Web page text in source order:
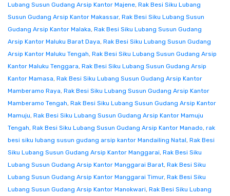
Lubang Susun Gudang Arsip Kantor Majene, Rak Besi Siku Lubang
Susun Gudang Arsip Kantor Makassar, Rak Besi Siku Lubang Susun
Gudang Arsip Kantor Malaka, Rak Besi Siku Lubang Susun Gudang
Arsip Kantor Maluku Barat Daya, Rak Besi Siku Lubang Susun Gudang
Arsip Kantor Maluku Tengah, Rak Besi Siku Lubang Susun Gudang Arsip
Kantor Maluku Tenggara, Rak Besi Siku Lubang Susun Gudang Arsip
Kantor Mamasa, Rak Besi Siku Lubang Susun Gudang Arsip Kantor
Mamberamo Raya, Rak Besi Siku Lubang Susun Gudang Arsip Kantor
Mamberamo Tengah, Rak Besi Siku Lubang Susun Gudang Arsip Kantor
Mamuju, Rak Besi Siku Lubang Susun Gudang Arsip Kantor Mamuju
Tengah, Rak Besi Siku Lubang Susun Gudang Arsip Kantor Manado, rak
besi siku lubang susun gudang arsip kantor Mandailing Natal, Rak Besi
Siku Lubang Susun Gudang Arsip Kantor Manggarai, Rak Besi Siku
Lubang Susun Gudang Arsip Kantor Manggarai Barat, Rak Besi Siku
Lubang Susun Gudang Arsip Kantor Manggarai Timur, Rak Besi Siku
Lubang Susun Gudang Arsip Kantor Manokwari, Rak Besi Siku Lubang